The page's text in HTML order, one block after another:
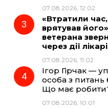
07.08.2026, 12:02
«Втратили
врятував
ветерана
через дії
07.08.2026, 11:02
Ігор Гірчак —
особа з питань
Що має
07.08.2026, 10:01